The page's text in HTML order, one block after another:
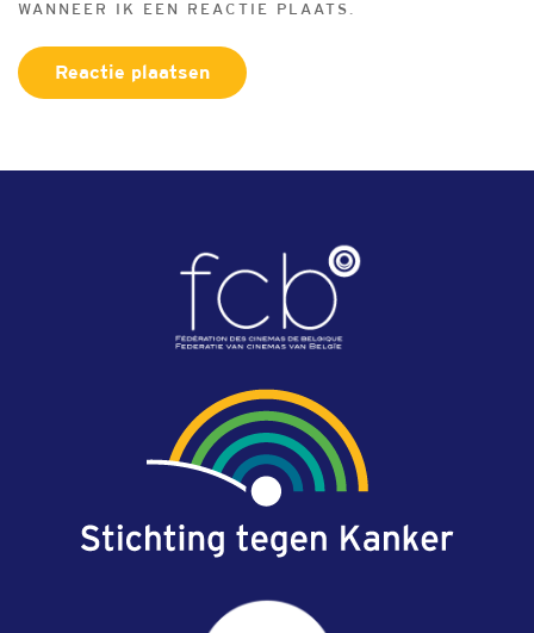
WANNEER IK EEN REACTIE PLAATS.
Reactie plaatsen